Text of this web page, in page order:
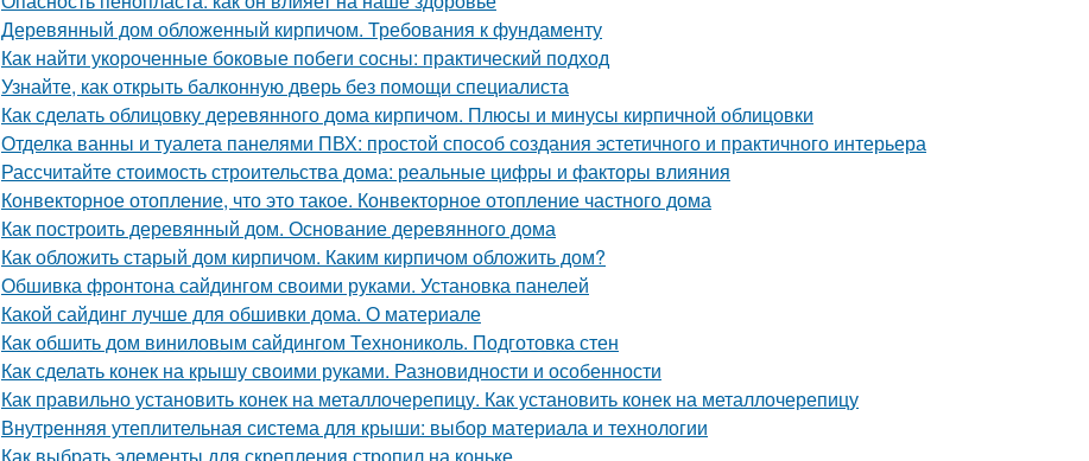
Деревянный дом обложенный кирпичом. Требования к фундаменту
Как найти укороченные боковые побеги сосны: практический подход
Узнайте, как открыть балконную дверь без помощи специалиста
Как сделать облицовку деревянного дома кирпичом. Плюсы и минусы кирпичной облицовки
Отделка ванны и туалета панелями ПВХ: простой способ создания эстетичного и практичного интерьера
Рассчитайте стоимость строительства дома: реальные цифры и факторы влияния
Конвекторное отопление, что это такое. Конвекторное отопление частного дома
Как построить деревянный дом. Основание деревянного дома
Как обложить старый дом кирпичом. Каким кирпичом обложить дом?
Обшивка фронтона сайдингом своими руками. Установка панелей
Какой сайдинг лучше для обшивки дома. О материале
Как обшить дом виниловым сайдингом Технониколь. Подготовка стен
Как сделать конек на крышу своими руками. Разновидности и особенности
Как правильно установить конек на металлочерепицу. Как установить конек на металлочерепицу
Внутренняя утеплительная система для крыши: выбор материала и технологии